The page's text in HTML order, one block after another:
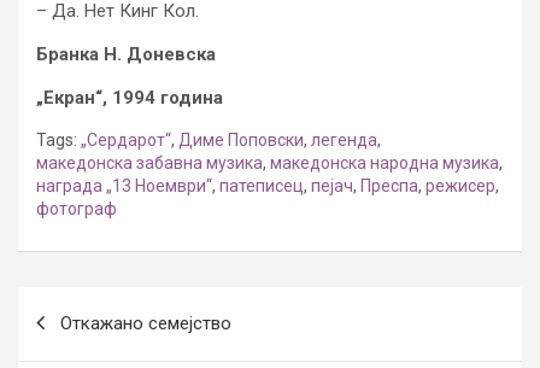
– Да. Нет Кинг Кол.
Бранка Н. Доневска
„Екран“, 1994 година
Tags: „Сердарот“, Диме Поповски, легенда,
македонска забавна музика, македонска народна музика,
награда „13 Ноември“, патеписец, пејач, Преспа, режисер,
фотограф
Откажано семејство